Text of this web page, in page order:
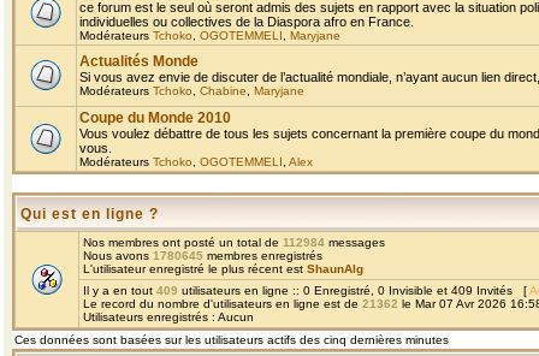
ce forum est le seul où seront admis des sujets en rapport avec la situation
individuelles ou collectives de la Diaspora afro en France.
Modérateurs Tchoko OGOTEMMELI Maryjane
Actualités Monde
Si vous avez envie de discuter de l’actualité mondiale, n’ayant aucun lien
Modérateurs Tchoko Chabine Maryjane
Coupe du Monde 2010
Vous voulez débattre de tous les sujets concernant la première coupe du
vous.
Modérateurs Tchoko OGOTEMMELI Alex
Qui est en ligne ?
Nos membres ont posté un total de 112984 messages
Nous avons 1780645 membres enregistrés
L'utilisateur enregistré le plus récent est ShaunAlg
Il y a en tout 409 utilisateurs en ligne :: 0 Enregistré, 0 Invisible et 409 Invités [
Le record du nombre d'utilisateurs en ligne est de 21362 le Mar 07 Avr 2026
Utilisateurs enregistrés : Aucun
Ces données sont basées sur les utilisateurs actifs des cinq dernières minutes